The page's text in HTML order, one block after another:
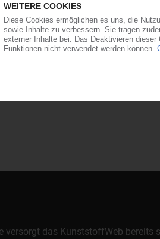
versorgt das KunststoffWeb bereits